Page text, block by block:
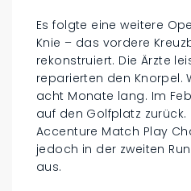
Es folgte eine weitere
Knie – das vordere
rekonstruiert. Die Ärzte
reparierten den Knorpel.
acht Monate lang. Im
auf den Golfplatz zurück.
Accenture Match Play
jedoch in der zweiten
aus.